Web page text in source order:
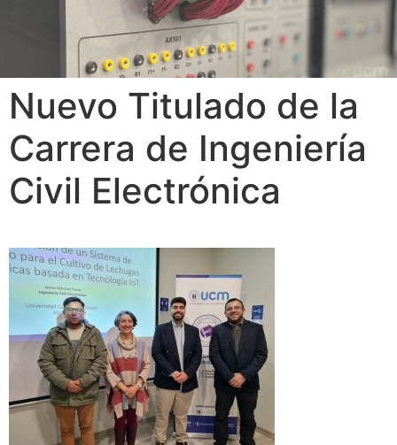
Nuevo Titulado de la
Carrera de Ingeniería
Civil Electrónica